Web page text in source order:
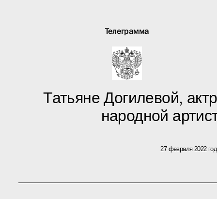
Телеграмма
Татьяне Догилевой,
народной
27 февраля 2022